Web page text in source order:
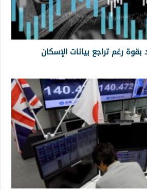
بقوة رغم تراجع بيانات الإسكان